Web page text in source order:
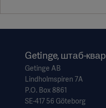
1. Manchio JF, Gu J,
coronary artery bypass
2005;79:1991-1998.
2. Thatte HS, Khuri SF.
Getinge, штаб-
Getinge AB
Lindholmspiren 7A
P.O. Box 8861
SE-417 56 Göteborg